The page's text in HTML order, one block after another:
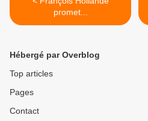
promet...
Hébergé par Overblog
Top articles
Pages
Contact